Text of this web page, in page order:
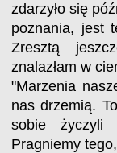
zdarzyło się
poznania, jest
Zresztą
znalazłam w
"Marzenia
nas drzemią.
sobie życzyli
Pragniemy